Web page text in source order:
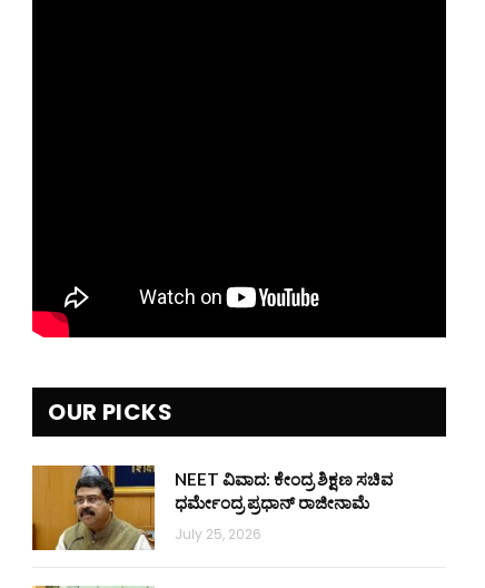
OUR PICKS
NEET ವಿವಾದ: ಕೇಂದ್ರ ಶಿಕ್ಷಣ ಸಚಿವ
ಧರ್ಮೇಂದ್ರ ಪ್ರಧಾನ್ ರಾಜೀನಾಮೆ
July 25, 2026